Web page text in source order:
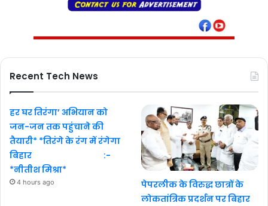
Recent Tech News
हर घर तिरंगा’ अभियान को
जन-जन तक पहुंचाने की
तैयारी* *तिरंगे के रंग में रंगेगा
बिहार :-
*नीतीश मिश्रा*
4 hours ago
पेपरलीक के विरुद्ध छात्रों के
लोकतांत्रिक प्रदर्शन पर बिहार